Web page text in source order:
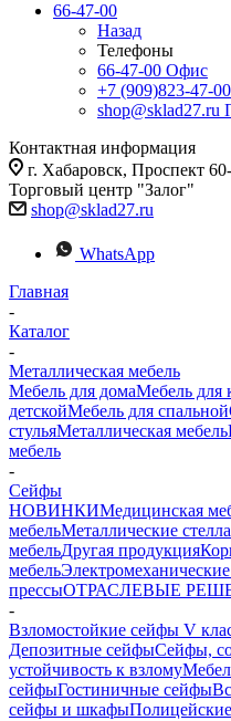
66-47-00
Назад
Телефоны
66-47-00 Офис
+7 (909)823-47-00
shop@sklad27.ru
Контактная информация
г. Хабаровск, Проспект
Торговый центр "Залог"
shop@sklad27.ru
WhatsApp
Главная
-
Каталог
-
Металлическая мебель
Мебель для домаМебель для
детскойМебель для спальной
стульяМеталлическая мебель
мебель
-
Сейфы
НОВИНКИМедицинская
мебельМеталлические
мебельДругая продукция
мебель
прессыОТРАСЛЕВЫЕ
-
Взломостойкие сейфы V
Депозитные сейфыСейфы,
устойчивость к взлому
сейфыГостиничные сейфы
сейфы и шкафы